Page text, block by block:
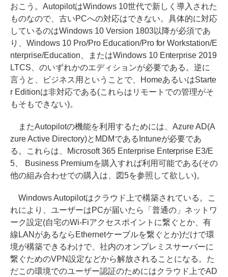
おこう。AutopilotはWindows 10世代で新しく導入された
ものなので、古いPCへの対応はできない。具体的に対応
しているのはWindows 10 Version 1803以降が必須であ
り、Windows 10 Pro/Pro Education/Pro for Workstation/E
nterprise/Education、またはWindows 10 Enterprise 2019
LTCS、のいずれかのエディションが必要である。逆に
言うと、ビジネス用ということで、HomeあるいはStarte
r Editionは非対応である(これらはリモートでの管理がそ
もそもできない)。
またAutopilotの機能を利用するためには、Azure AD(A
zure Active Directory)とMDMであるIntuneが必要であ
る。これらは、Microsoft 365 Enterprise Enterprise E3/E
5、 Business Premiumを購入すれば利用可能である(その
他の組み合わせでの購入は、図5を参照して欲しい)。
Windows Autopilotはクラウド上で構築されている。こ
れにより、ユーザーはPCが届いたら「普通の」ネットワ
ーク設定(自宅のWi-Fiアクセスポイントに繋ぐとか、有
線LANがあるならEthernetケーブルを繋ぐとか)だけで環
境が構築できるわけで、社内のオンプレミスサーバーに
繋ぐためのVPN設定などから解放されることになる。た
だこの環境でのユーザー認証のためにはクラウド上でAD